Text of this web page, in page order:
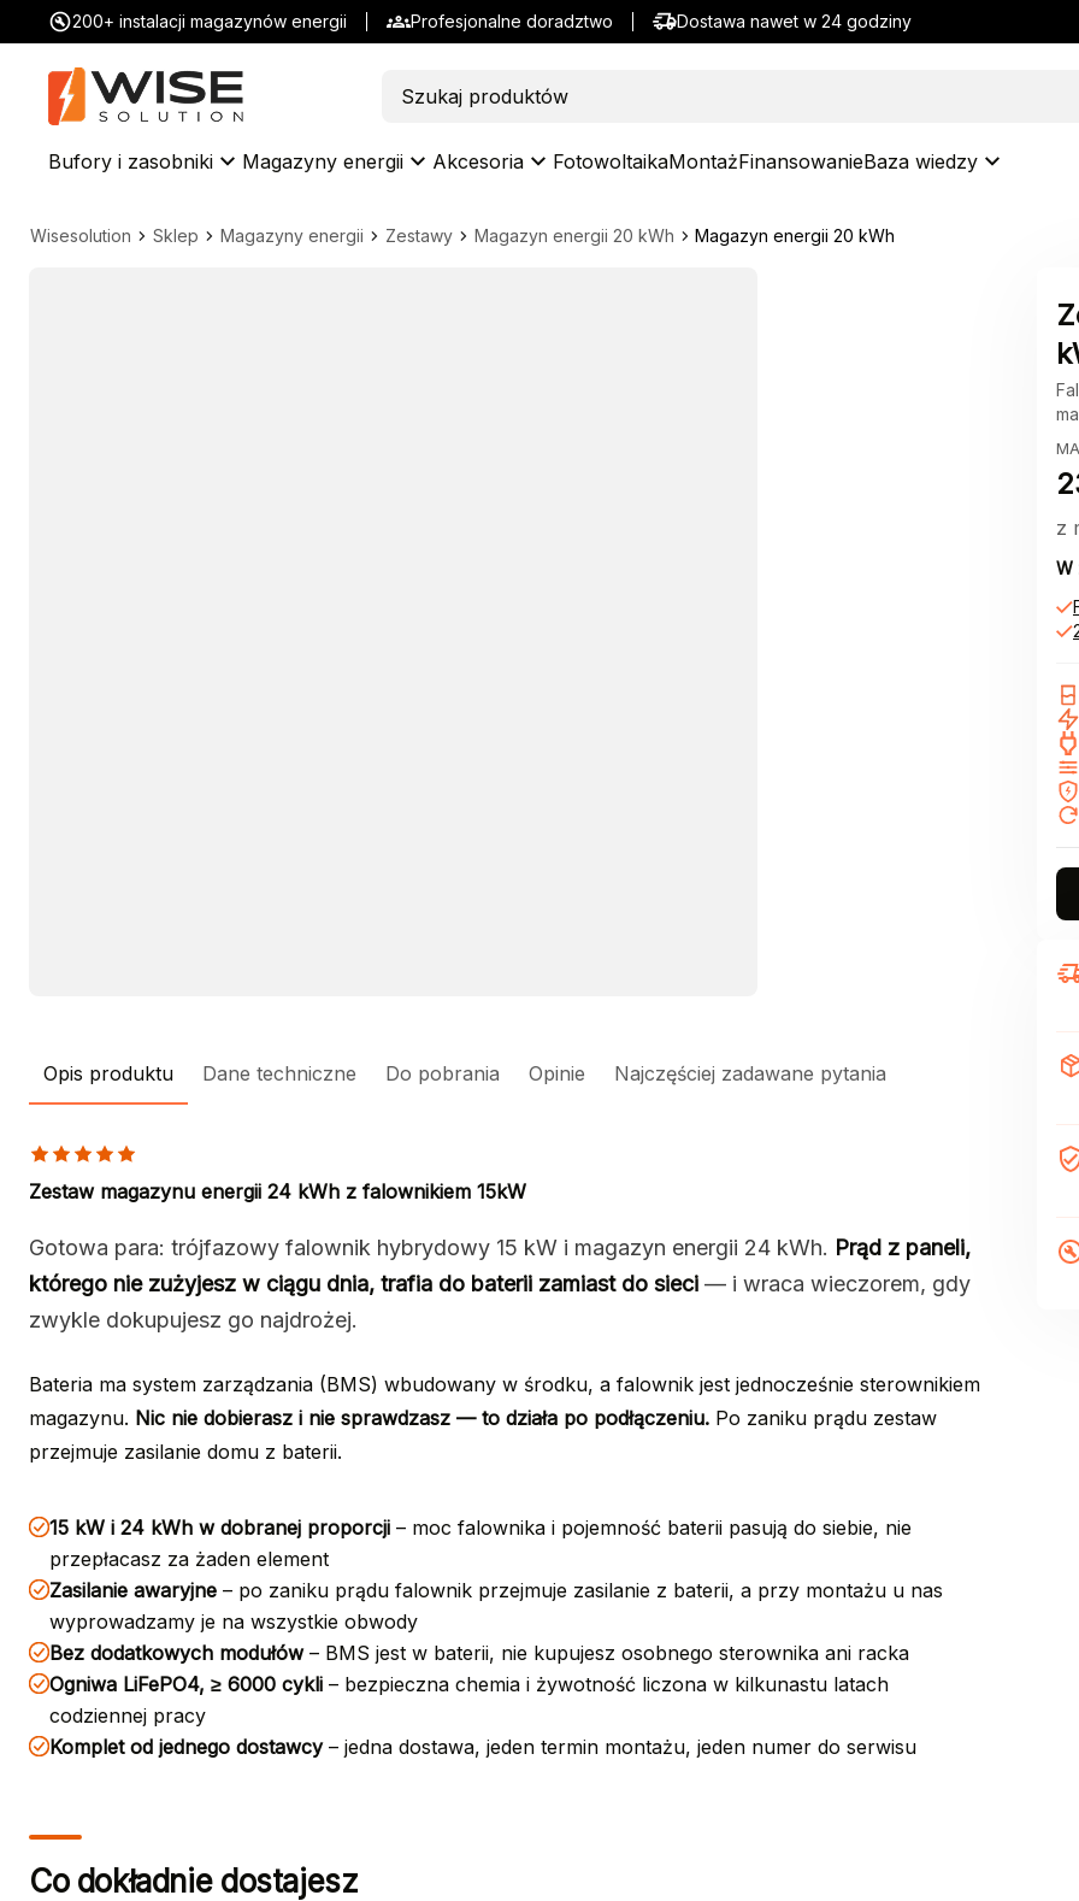
200+ instalacji magazynów energii Profesjonalne doradztwo Dostawa nawet w 24 godziny
Bufory i zasobniki Magazyny energii Akcesoria FotowoltaikaMontażFinansowanieBaza wiedzy
Wisesolution Sklep Magazyny energii Zestawy Magazyn energii 20 kWh Magazyn energii 20 kWh
z
W
Opis produktu Dane techniczne Do pobrania Opinie Najczęściej zadawane pytania
Zestaw magazynu energii 24 kWh z falownikiem 15kW
Gotowa para: trójfazowy falownik hybrydowy 15 kW i magazyn energii 24 kWh. Prąd z paneli,
którego nie zużyjesz w ciągu dnia, trafia do baterii zamiast do sieci — i wraca wieczorem, gdy
zwykle dokupujesz go najdrożej.
Bateria ma system zarządzania (BMS) wbudowany w środku, a falownik jest jednocześnie sterownikiem
magazynu. Nic nie dobierasz i nie sprawdzasz — to działa po podłączeniu. Po zaniku prądu zestaw
przejmuje zasilanie domu z baterii.
15 kW i 24 kWh w dobranej proporcji – moc falownika i pojemność baterii pasują do siebie, nie
przepłacasz za żaden element
Zasilanie awaryjne – po zaniku prądu falownik przejmuje zasilanie z baterii, a przy montażu u nas
wyprowadzamy je na wszystkie obwody
Bez dodatkowych modułów– BMS jest w baterii, nie kupujesz osobnego sterownika ani racka
Ogniwa LiFePO4, ≥ 6000 cykli – bezpieczna chemia i żywotność liczona w kilkunastu latach
codziennej pracy
Komplet od jednego dostawcy– jedna dostawa, jeden termin montażu, jeden numer do serwisu
Co dokładnie dostajesz